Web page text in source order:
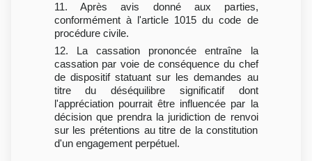
11. Après avis donné aux parties,
conformément à l'article 1015 du code de
procédure civile.
12. La cassation prononcée entraîne la
cassation par voie de conséquence du chef
de dispositif statuant sur les demandes au
titre du déséquilibre significatif dont
l'appréciation pourrait être influencée par la
décision que prendra la juridiction de renvoi
sur les prétentions au titre de la constitution
d'un engagement perpétuel.